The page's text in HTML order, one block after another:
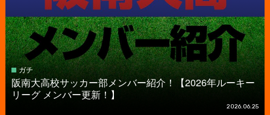
ガチ
阪南大高校サッカー部メンバー紹介！【2026年ルーキー
リーグ メンバー更新！】
2026.06.25